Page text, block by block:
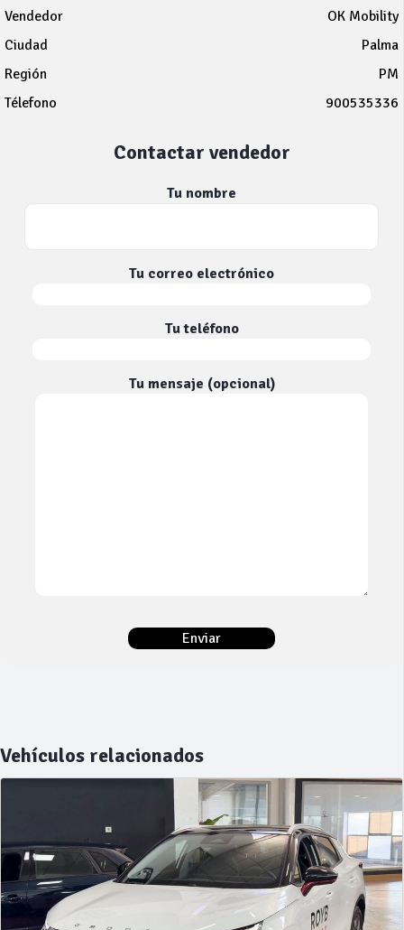
Vendedor
OK Mobility
Ciudad
Palma
Región
PM
Télefono
900535336
Contactar vendedor
Tu nombre
Tu correo electrónico
Tu teléfono
Tu mensaje (opcional)
Vehículos relacionados